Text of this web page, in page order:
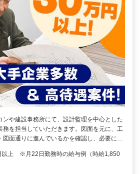
ンや建設事務所にて、設計監理を中心とした
務を担当していただきます。図面を元に、工
図面通りに進んでいるかを確認し、必要に…
以上 ※月22日勤務時の給与例（時給1,850